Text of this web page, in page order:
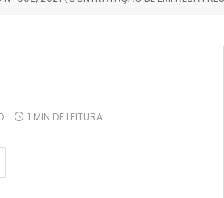
1 MIN DE LEITURA